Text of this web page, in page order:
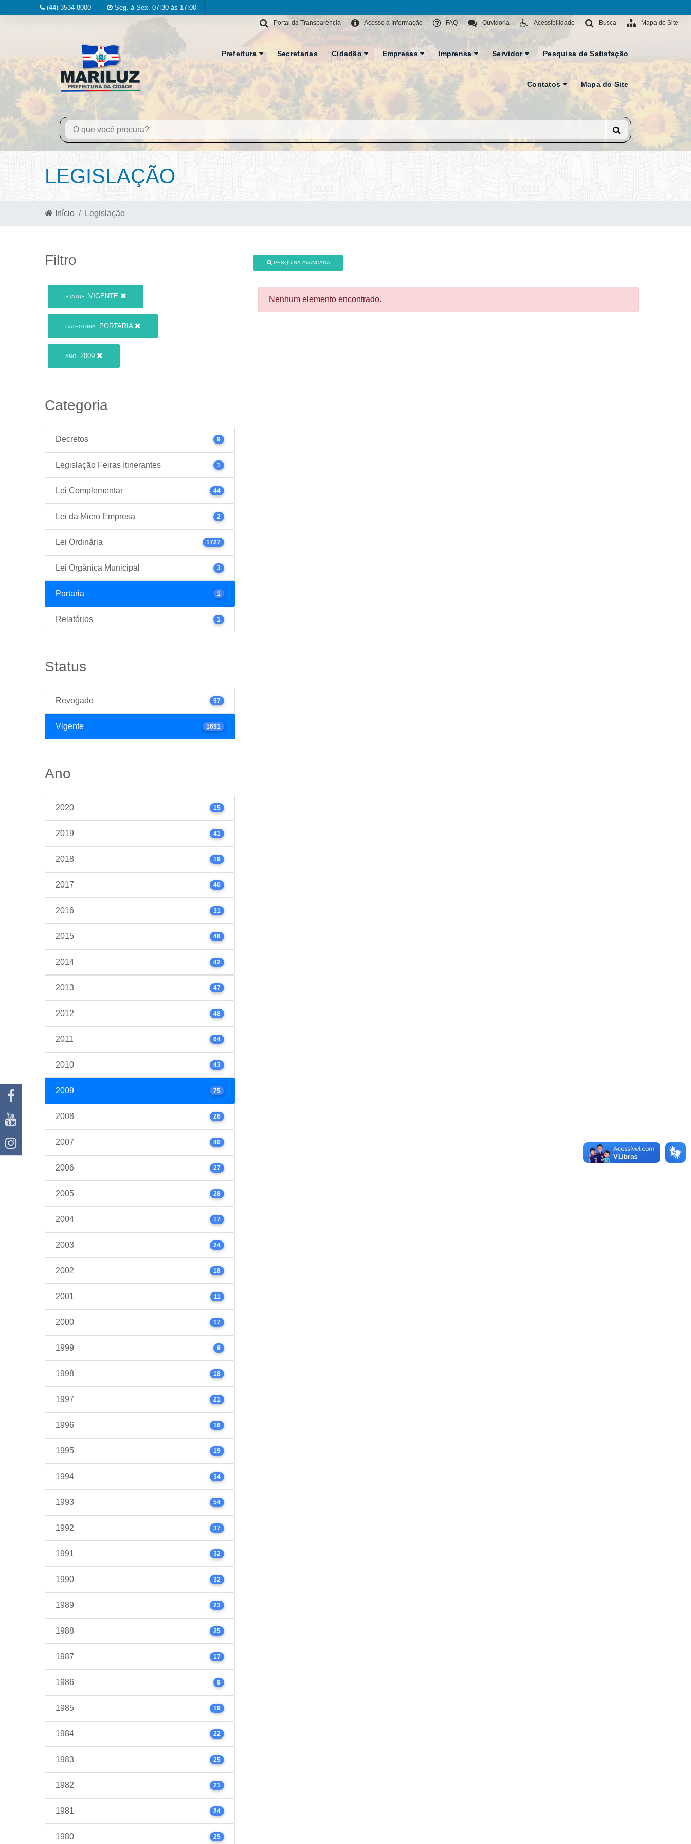
(44) 3534-8000 Seg. à Sex. 07:30 às 17:00
Mapa do Site
Busca
Acessibilidade
Ouvidoria
FAQ
Acesso à Informação
Portal da Transparência
Prefeitura Secretarias Cidadão Empresas Imprensa Servidor Pesquisa de Satisfação
Contatos Mapa do Site
LEGISLAÇÃO
Início Legislação
Filtro
STATUS: VIGENTE
CATEGORIA: PORTARIA
ANO: 2009
Categoria
Decretos 9
Legislação Feiras Itinerantes 1
Lei Complementar 44
Lei da Micro Empresa 2
Lei Ordinária 1727
Lei Orgânica Municipal 3
Portaria 1
Relatórios 1
Status
Revogado 97
Vigente 1691
Ano
2020 15
2019 41
2018 19
2017 40
2016 31
2015 48
2014 42
2013 47
2012 48
2011 64
2010 43
2009 75
2008 26
2007 40
2006 27
2005 28
2004 17
2003 24
2002 18
2001 11
2000 17
1999 9
1998 18
1997 21
1996 16
1995 19
1994 34
1993 54
1992 37
1991 32
1990 32
1989 23
1988 25
1987 17
1986 9
1985 19
1984 22
1983 25
1982 21
1981 24
1980 25
PESQUISA AVANÇADA
Nenhum elemento encontrado.